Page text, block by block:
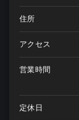
住所
アクセス
営業時間
定休日